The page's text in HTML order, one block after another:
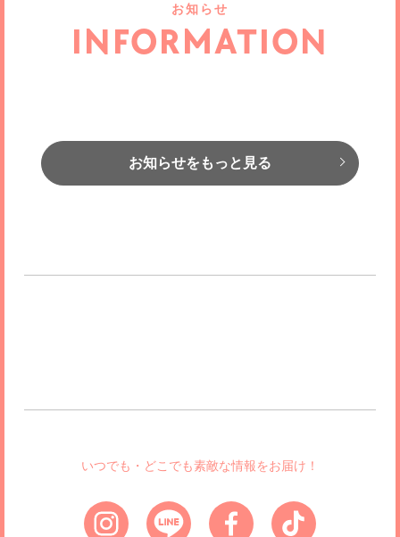
お知らせ
INFORMATION
お知らせをもっと見る
いつでも・どこでも素敵な情報をお届け！